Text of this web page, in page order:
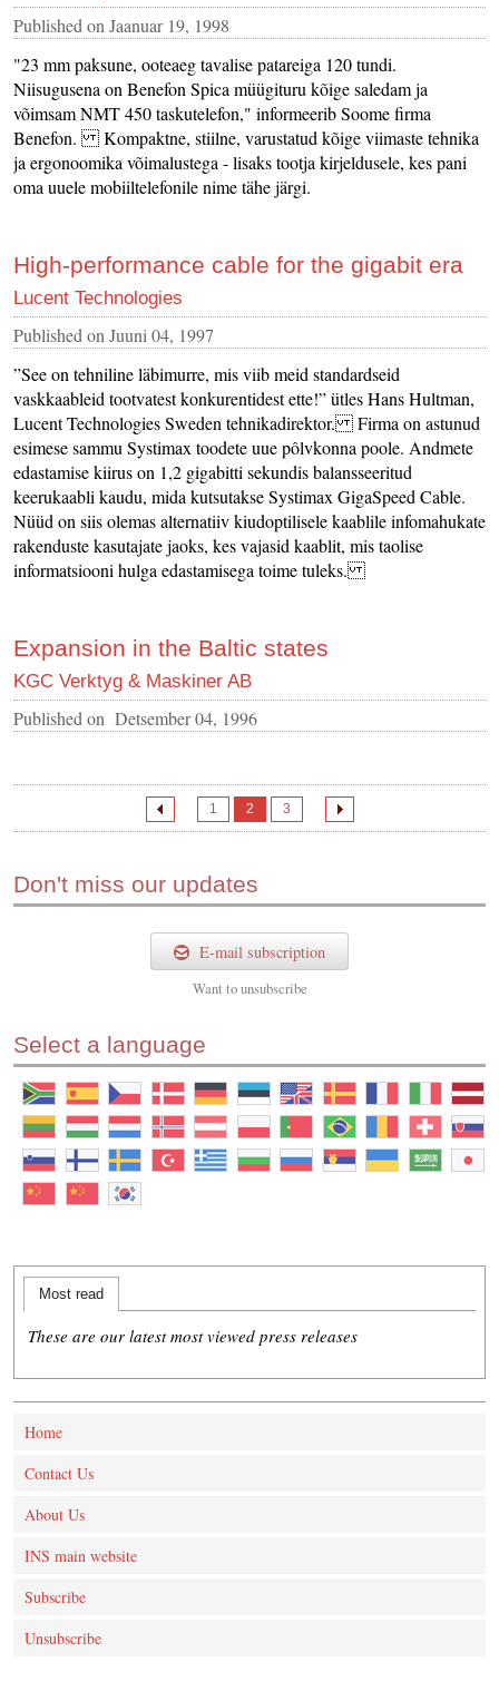
Published on Jaanuar 19, 1998
"23 mm paksune, ooteaeg tavalise patareiga 120 tundi.
Niisugusena on Benefon Spica müügituru kõige saledam ja
võimsam NMT 450 taskutelefon," informeerib Soome firma
Benefon. Kompaktne, stiilne, varustatud kõige viimaste tehnika
ja ergonoomika võimalustega - lisaks tootja kirjeldusele, kes pani
oma uuele mobiiltelefonile nime tähe järgi.
High-performance cable for the gigabit era
Lucent Technologies
Published on Juuni 04, 1997
”See on tehniline läbimurre, mis viib meid standardseid
vaskkaableid tootvatest konkurentidest ette!” ütles Hans Hultman,
Lucent Technologies Sweden tehnikadirektor. Firma on astunud
esimese sammu Systimax toodete uue pôlvkonna poole. Andmete
edastamise kiirus on 1,2 gigabitti sekundis balansseeritud
keerukaabli kaudu, mida kutsutakse Systimax GigaSpeed Cable.
Nüüd on siis olemas alternatiiv kiudoptilisele kaablile infomahukate
rakenduste kasutajate jaoks, kes vajasid kaablit, mis taolise
informatsiooni hulga edastamisega toime tuleks.
Expansion in the Baltic states
KGC Verktyg & Maskiner AB
Published on Detsember 04, 1996
1 2 3
Don't miss our updates
E-mail subscription
Want tounsubscribe
Select a language
Most read
These are our latest most viewed press releases
Home
Contact Us
About Us
INS main website
Subscribe
Unsubscribe